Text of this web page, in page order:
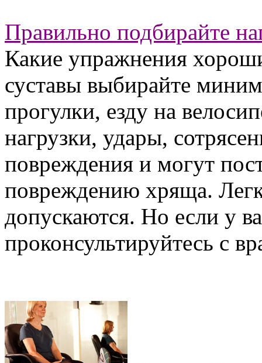
Правильно подбирайте
Какие упражнения
суставы выбирайте
прогулки, езду на
нагрузки, удары,
повреждения и могут
повреждению хряща.
допускаются. Но если у
проконсультируйтесь с